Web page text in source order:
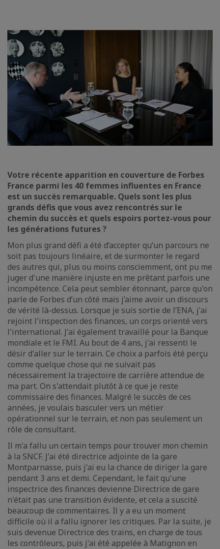
Votre récente apparition en couverture de Forbes
France parmi les 40 femmes influentes en France
est un succès remarquable. Quels sont les plus
grands défis que vous avez rencontrés sur le
chemin du succès et quels espoirs portez-vous pour
les générations futures ?
Mon plus grand défi a été d’accepter qu’un parcours ne
soit pas toujours linéaire, et de surmonter le regard
des autres qui, plus ou moins consciemment, ont pu me
juger d'une manière injuste en me prêtant parfois une
incompétence. Cela peut sembler étonnant, parce qu'on
parle de Forbes d’un côté mais j’aime avoir un discours
de vérité là-dessus. Lorsque je suis sortie de l’ENA, j'ai
rejoint l'inspection des finances, un corps orienté vers
l'international. J'ai également travaillé pour la Banque
mondiale et le FMI. Au bout de 4 ans, j'ai ressenti le
désir d'aller sur le terrain. Ce choix a parfois été perçu
comme quelque chose qui ne suivait pas
nécessairement la trajectoire de carrière attendue de
ma part. On s'attendait plutôt à ce que je reste
commissaire des finances. Malgré le succès de ces
années, je voulais basculer vers un métier
opérationnel sur le terrain, et non pas seulement un
rôle de consultant.
Il m'a fallu un certain temps pour trouver mon chemin
à la SNCF. J'ai été directrice adjointe de la gare
Montparnasse, puis j'ai eu la chance de diriger la gare
pendant 3 ans et demi. Cependant, le fait qu'une
inspectrice des finances devienne Directrice de gare
n'était pas une transition évidente, et cela a suscité
beaucoup de commentaires. Il y a eu un moment
difficile où il a fallu ignorer les critiques. Par la suite, je
suis devenue Directrice des trains, en charge de tous
les contrôleurs, puis j'ai été appelée à Matignon en